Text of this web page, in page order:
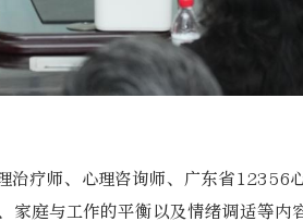
治疗师、心理咨询师、广东省12356
家庭与工作的平衡以及情绪调适等内